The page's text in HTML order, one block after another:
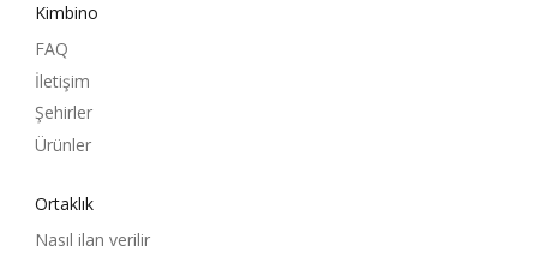
Kimbino
FAQ
İletişim
Şehirler
Ürünler
Ortaklık
Nasıl ilan verilir